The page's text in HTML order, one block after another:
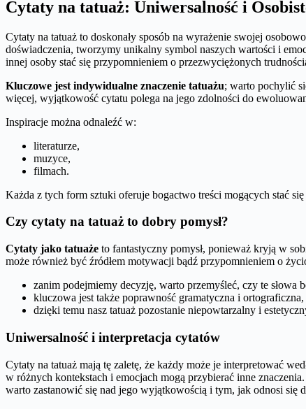
Cytaty na tatuaż: Uniwersalność i
Cytaty na tatuaż to doskonały sposób na wyrażenie swojej
doświadczenia, tworzymy unikalny symbol naszych wartości i
innej osoby stać się przypomnieniem o przezwyciężonych
Kluczowe jest indywidualne znaczenie tatuażu; warto pochylić
więcej, wyjątkowość cytatu polega na jego zdolności do
Inspiracje można odnaleźć w:
literaturze,
muzyce,
filmach.
Każda z tych form sztuki oferuje bogactwo treści mogących stać
Czy cytaty na tatuaż to dobry pomysł?
Cytaty jako tatuaże to fantastyczny pomysł, ponieważ kryją w
może również być źródłem motywacji bądź przypomnieniem o
zanim podejmiemy decyzję, warto przemyśleć, czy te słowa
kluczowa jest także poprawność gramatyczna i
dzięki temu nasz tatuaż pozostanie niepowtarzalny i
Uniwersalność i interpretacja cytatów
Cytaty na tatuaż mają tę zaletę, że każdy może je interpretować
w różnych kontekstach i emocjach mogą przybierać inne
warto zastanowić się nad jego wyjątkowością i tym, jak odnosi się